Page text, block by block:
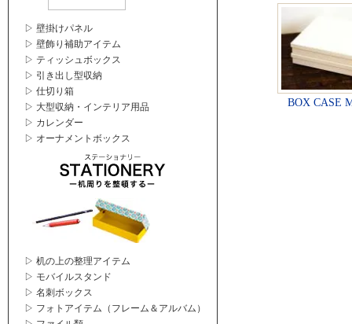
▷ 壁掛けパネル
▷ 壁飾り補助アイテム
▷ ティッシュボックス
▷ 引き出し型収納
▷ 仕切り箱
▷ 大型収納・インテリア用品
▷ カレンダー
▷ オーナメントボックス
▷ 机の上の整理アイテム
▷ モバイルスタンド
▷ 名刺ボックス
▷ フォトアイテム（フレーム＆アルバム）
BOX CASE